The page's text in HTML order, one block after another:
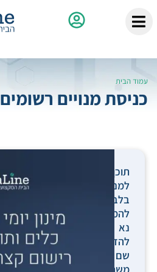
עמוד הבית
כניסת מנויים רשומים
תוכן
למנויים
בלבד.
להמשך,
נא
להזין
שם